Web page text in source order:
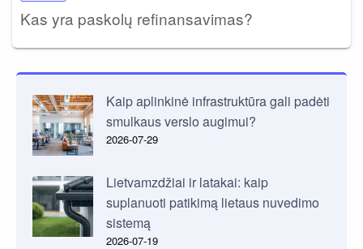
Kas yra paskolų refinansavimas?
Kaip aplinkinė infrastruktūra gali padėti
smulkaus verslo augimui?
2026-07-29
Lietvamzdžiai ir latakai: kaip
suplanuoti patikimą lietaus nuvedimo
sistemą
2026-07-19